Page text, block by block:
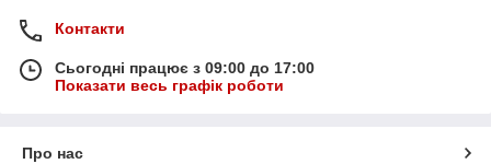
Контакти
Сьогодні працює з 09:00 до 17:00
Показати весь графік роботи
Про нас